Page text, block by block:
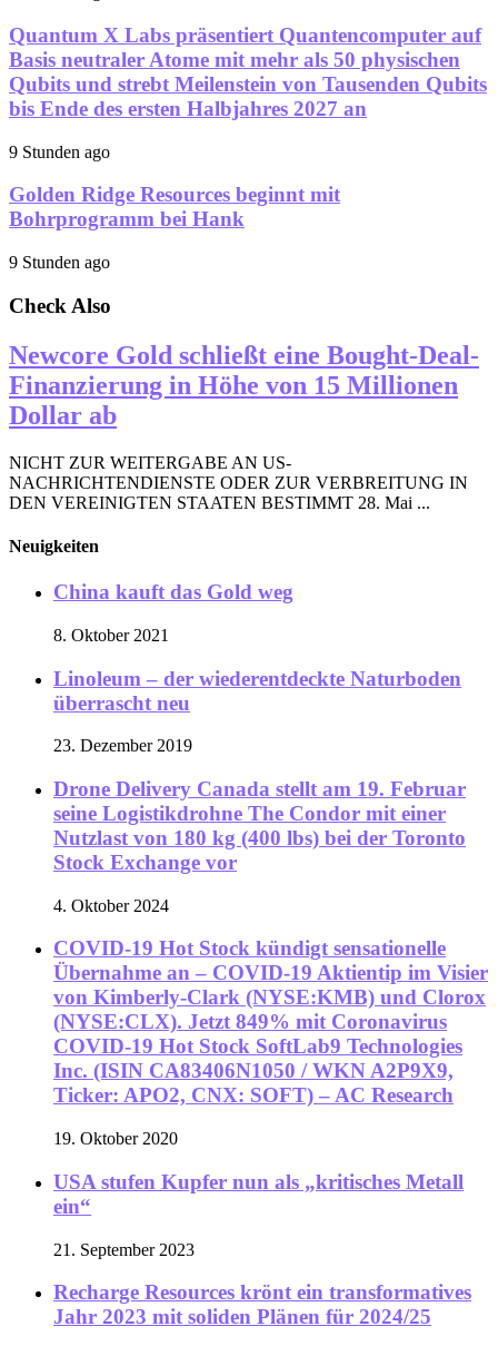
Quantum X Labs präsentiert Quantencomputer auf
Basis neutraler Atome mit mehr als 50 physischen
Qubits und strebt Meilenstein von Tausenden Qubits
bis Ende des ersten Halbjahres 2027 an
9 Stunden ago
Golden Ridge Resources beginnt mit
Bohrprogramm bei Hank
9 Stunden ago
Check Also
Newcore Gold schließt eine Bought-Deal-
Finanzierung in Höhe von 15 Millionen
Dollar ab
NICHT ZUR WEITERGABE AN US-
NACHRICHTENDIENSTE ODER ZUR VERBREITUNG IN
DEN VEREINIGTEN STAATEN BESTIMMT 28. Mai ...
Neuigkeiten
China kauft das Gold weg
8. Oktober 2021
Linoleum – der wiederentdeckte Naturboden
überrascht neu
23. Dezember 2019
Drone Delivery Canada stellt am 19. Februar
seine Logistikdrohne The Condor mit einer
Nutzlast von 180 kg (400 lbs) bei der Toronto
Stock Exchange vor
4. Oktober 2024
COVID-19 Hot Stock kündigt sensationelle
Übernahme an – COVID-19 Aktientip im Visier
von Kimberly-Clark (NYSE:KMB) und Clorox
(NYSE:CLX). Jetzt 849% mit Coronavirus
COVID-19 Hot Stock SoftLab9 Technologies
Inc. (ISIN CA83406N1050 / WKN A2P9X9,
Ticker: APO2, CNX: SOFT) – AC Research
19. Oktober 2020
USA stufen Kupfer nun als „kritisches Metall
ein“
21. September 2023
Recharge Resources krönt ein transformatives
Jahr 2023 mit soliden Plänen für 2024/25